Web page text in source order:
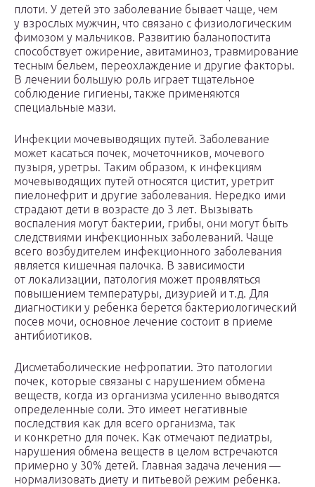
плоти. У детей это заболевание бывает чаще, чем
у взрослых мужчин, что связано с физиологическим
фимозом у мальчиков. Развитию баланопостита
способствует ожирение, авитаминоз, травмирование
тесным бельем, переохлаждение и другие факторы.
В лечении большую роль играет тщательное
соблюдение гигиены, также применяются
специальные мази.
Инфекции мочевыводящих путей. Заболевание
может касаться почек, мочеточников, мочевого
пузыря, уретры. Таким образом, к инфекциям
мочевыводящих путей относятся цистит, уретрит
пиелонефрит и другие заболевания. Нередко ими
страдают дети в возрасте до 3 лет. Вызывать
воспаления могут бактерии, грибы, они могут быть
следствиями инфекционных заболеваний. Чаще
всего возбудителем инфекционного заболевания
является кишечная палочка. В зависимости
от локализации, патология может проявляться
повышением температуры, дизурией и т.д. Для
диагностики у ребенка берется бактериологический
посев мочи, основное лечение состоит в приеме
антибиотиков.
Дисметаболические нефропатии. Это патологии
почек, которые связаны с нарушением обмена
веществ, когда из организма усиленно выводятся
определенные соли. Это имеет негативные
последствия как для всего организма, так
и конкретно для почек. Как отмечают педиатры,
нарушения обмена веществ в целом встречаются
примерно у 30% детей. Главная задача лечения —
нормализовать диету и питьевой режим ребенка.